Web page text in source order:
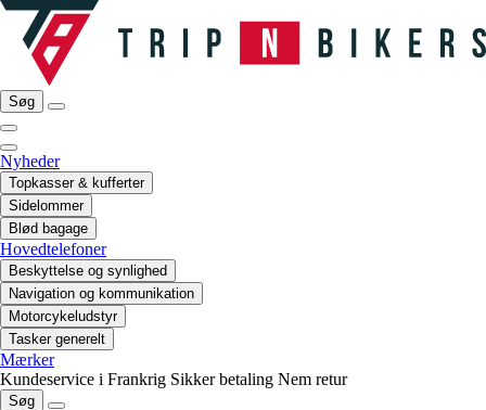
Søg
Nyheder
Topkasser & kufferter
Sidelommer
Blød bagage
Hovedtelefoner
Beskyttelse og synlighed
Navigation og kommunikation
Motorcykeludstyr
Tasker generelt
Mærker
Kundeservice i Frankrig Sikker betaling Nem retur
Søg